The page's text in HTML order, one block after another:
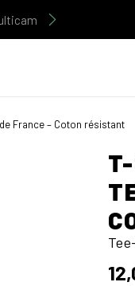
France – Coton résistant